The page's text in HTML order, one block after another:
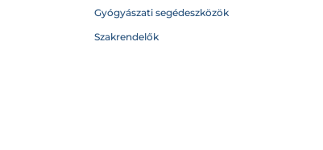
Gyógyászati segédeszközök
Szakrendelők